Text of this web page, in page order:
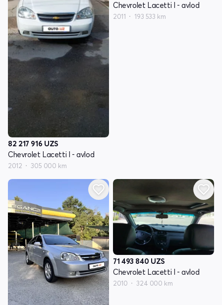
82 217 916 UZS
Chevrolet Lacetti I - avlod
2012 305 000 km
Chevrolet Lacetti I - avlod
2011 193 533 km
71 493 840 UZS
Chevrolet Lacetti I - avlod
2010 324 000 km